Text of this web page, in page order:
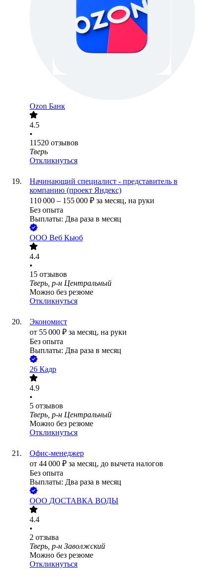
Ozon Банк
4.5
•
11520 отзывов
Тверь
Откликнуться
Начинающий специалист - представитель в
компанию (проект Яндекс)
110 000 – 155 000 ₽ за месяц, на руки
Без опыта
Выплаты: Два раза в месяц
ООО Веб Кьюб
4.4
•
15 отзывов
Тверь, р-н Центральный
Можно без резюме
Откликнуться
Экономист
от 55 000 ₽ за месяц, на руки
Без опыта
Выплаты: Два раза в месяц
26 Кадр
4.9
•
5 отзывов
Тверь, р-н Центральный
Можно без резюме
Откликнуться
Офис-менеджер
от 44 000 ₽ за месяц, до вычета налогов
Без опыта
Выплаты: Два раза в месяц
ООО ДОСТАВКА ВОДЫ
4.4
•
2 отзыва
Тверь, р-н Заволжский
Можно без резюме
Откликнуться